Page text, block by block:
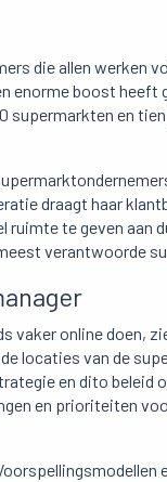
die allen werken
enorme boost heeft
en
draagt haar
te geven
verantwoorde
vaker online doen,
locaties van de
en dito beleid
en prioriteiten